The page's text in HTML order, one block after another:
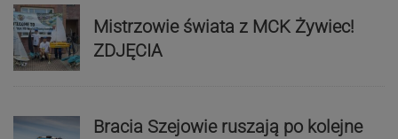
Mistrzowie świata z MCK Żywiec!
ZDJĘCIA
Bracia Szejowie ruszają po kolejne